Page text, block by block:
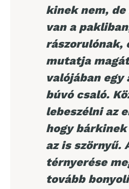
kinek nem, de
van a
rászorulónak,
mutatja
valójában egy
búvó csaló.
lebeszélni az
hogy
az is szörnyű.
térnyerése
tovább